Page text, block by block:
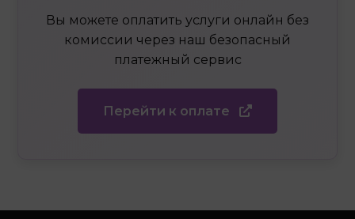
Вы можете оплатить услуги онлайн без
комиссии через наш безопасный
платежный сервис
Перейти к оплате